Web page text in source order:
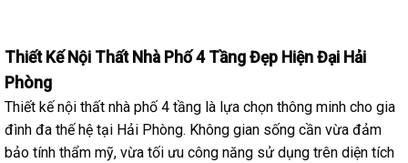
Thiết Kế Nội Thất Nhà Phố 4 Tầng Đẹp Hiện Đại Hải
Phòng
Thiết kế nội thất nhà phố 4 tầng là lựa chọn thông minh cho gia
đình đa thế hệ tại Hải Phòng. Không gian sống cần vừa đảm
bảo tính thẩm mỹ, vừa tối ưu công năng sử dụng trên diện tích